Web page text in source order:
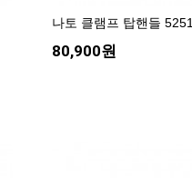
나토 클램프 탑핸들 5251
80,900원